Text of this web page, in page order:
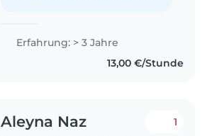
Erfahrung: > 3 Jahre
13,00 €/Stunde
Aleyna Naz 1